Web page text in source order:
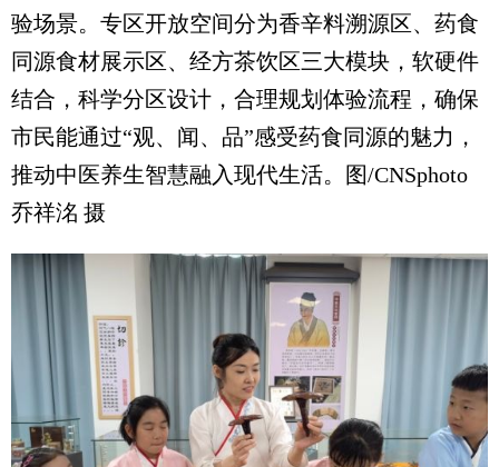
验场景。专区开放空间分为香辛料溯源区、药食
同源食材展示区、经方茶饮区三大模块，软硬件
结合，科学分区设计，合理规划体验流程，确保
市民能通过“观、闻、品”感受药食同源的魅力，
推动中医养生智慧融入现代生活。图/CNSphoto
乔祥洺 摄